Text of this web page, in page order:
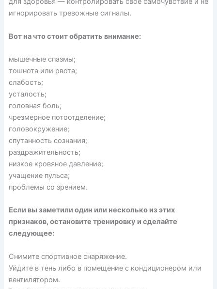
игнорировать тревожные сигналы.
Вот на что стоит обратить внимание:
мышечные спазмы;
тошнота или рвота;
слабость;
усталость;
головная боль;
чрезмерное потоотделение;
головокружение;
спутанность сознания;
раздражительность;
низкое кровяное давление;
учащение пульса;
проблемы со зрением.
Если вы заметили один или несколько из этих
признаков, остановите тренировку и сделайте
следующее:
Снимите спортивное снаряжение.
Уйдите в тень либо в помещение с кондиционером или
вентилятором.